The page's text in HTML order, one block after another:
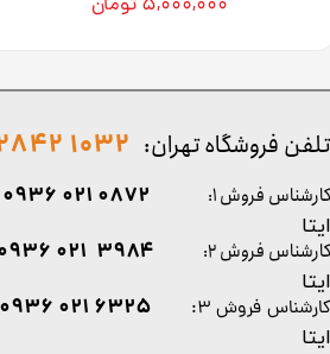
۵,۰۰۰,۰۰۰ تومان
کارشناس فروش ۳: ۶۳۲۵ ۰۲۱ ۰۹۳۶
ایتا
تلفن فروشگاه تهران: 1032 2842 - 021
کارشناس فروش ۱: 0872 021 0936
ایتا
کارشناس فروش ۲:
۳۹۸۴ ۰۲۱ ۰۹۳۶
ایتا